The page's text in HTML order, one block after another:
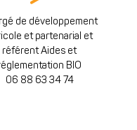
de développement
et partenarial et
référent Aides et
BIO
06 88 63 34 74